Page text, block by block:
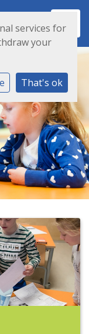
services for
your
That's ok